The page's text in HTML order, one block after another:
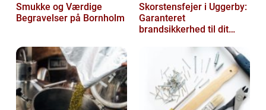
Smukke og Værdige
Begravelser på Bornholm
Skorstensfejer i Uggerby:
Garanteret
brandsikkerhed til dit